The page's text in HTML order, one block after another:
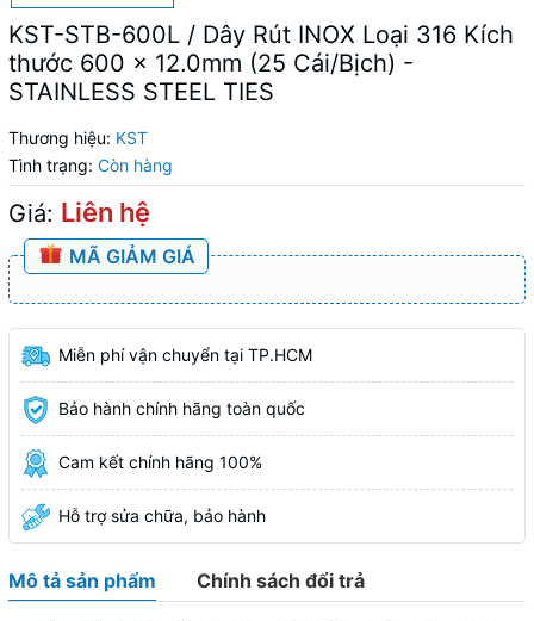
KST-STB-600L / Dây Rút INOX Loại 316 Kích
thước 600 x 12.0mm (25 Cái/Bịch) -
STAINLESS STEEL TIES
Thương hiệu: KST
Tình trạng: Còn hàng
Giá: Liên hệ
MÃ GIẢM GIÁ
Miễn phí vận chuyển tại TP.HCM
Bảo hành chính hãng toàn quốc
Cam kết chính hãng 100%
Hỗ trợ sửa chữa, bảo hành
Mô tả sản phẩm Chính sách đổi trả